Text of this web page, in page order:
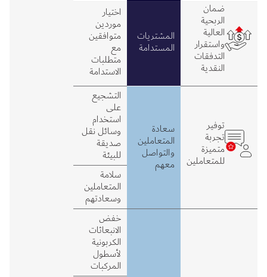
ضمان
الربحية
العالية
واستقرار
التدفقات
النقدية
المشتريات
المستدامة
اختيار
موردين
متوافقين
مع
متطلبات
الاستدامة
توفير
تجربة
متميزة
للمتعاملين
سعادة
المتعاملين
والتواصل
معهم
التشجيع
على
استخدام
وسائل نقل
صديقة
للبيئة
سلامة
المتعاملين
وسعادتهم
خفض
الانبعاثات
الكربونية
لأسطول
المركبات